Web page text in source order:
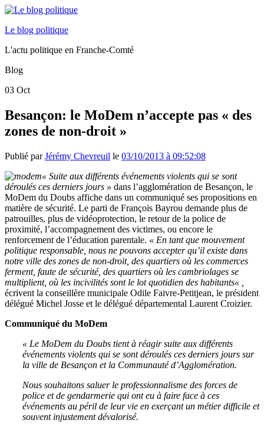
Le blog politique
L'actu politique en Franche-Comté
Blog
03 Oct
Besançon: le MoDem n’accepte pas « des
zones de non-droit »
Publié parJérémy Chevreuil le 03/10/2013 à 09:52:08
« Suite aux différents événements violents qui se sont
déroulés ces derniers jours » dans l’agglomération de Besançon, le
MoDem du Doubs affiche dans un communiqué ses propositions en
matière de sécurité. Le parti de François Bayrou demande plus de
patrouilles, plus de vidéoprotection, le retour de la police de
proximité, l’accompagnement des victimes, ou encore le
renforcement de l’éducation parentale. « En tant que mouvement
politique responsable, nous ne pouvons accepter qu’il existe dans
notre ville des zones de non-droit, des quartiers où les commerces
ferment, faute de sécurité, des quartiers où les cambriolages se
multiplient, où les incivilités sont le lot quotidien des habitants« ,
écrivent la conseillère municipale Odile Faivre-Petitjean, le président
délégué Michel Josse et le délégué départemental Laurent Croizier.
Communiqué du MoDem
« Le MoDem du Doubs tient à réagir suite aux différents
événements violents qui se sont déroulés ces derniers jours sur
la ville de Besançon et la Communauté d’Agglomération.
Nous souhaitons saluer le professionnalisme des forces de
police et de gendarmerie qui ont eu à faire face à ces
événements au péril de leur vie en exerçant un métier difficile et
souvent injustement dévalorisé.